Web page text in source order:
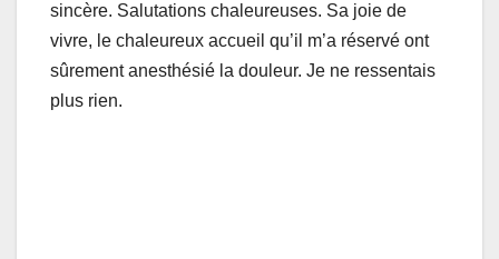
sincère. Salutations chaleureuses. Sa joie de
vivre, le chaleureux accueil qu’il m’a réservé ont
sûrement anesthésié la douleur. Je ne ressentais
plus rien.